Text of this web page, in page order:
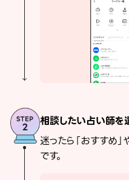
相談したい占い師を
迷ったら「おすすめ
です。